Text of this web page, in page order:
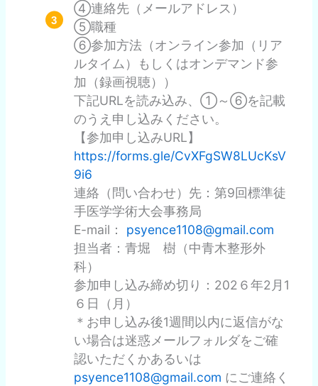
④連絡先（メールアドレス）
⑤職種
⑥参加方法（オンライン参加（リア
ルタイム）もしくはオンデマンド参
加（録画視聴））
下記URLを読み込み、①～⑥を記載
のうえ申し込みください。
【参加申し込みURL】
https://forms.gle/CvXFgSW8LUcKsV
9i6
連絡（問い合わせ）先：第9回標準徒
手医学学術大会事務局
E-mail： psyence1108@gmail.com
担当者：青堀 樹（中青木整形外
科）
参加申し込み締め切り：202６年2月1
６日（月）
＊お申し込み後1週間以内に返信がな
い場合は迷惑メールフォルダをご確
認いただくかあるいは
psyence1108@gmail.com にご連絡く